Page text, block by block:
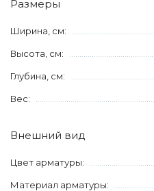
Размеры
Ширина, см:
Высота, см:
Глубина, см:
Вес:
Внешний вид
Цвет арматуры:
Материал арматуры: